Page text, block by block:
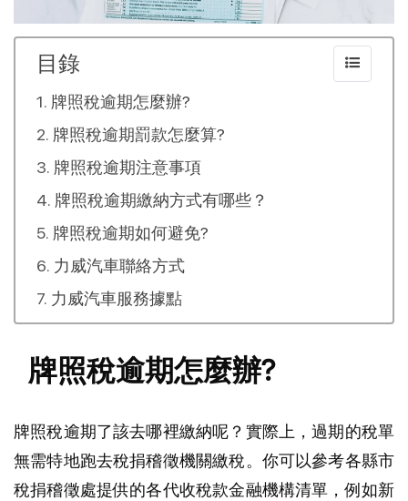
目錄
牌照稅逾期怎麼辦?
牌照稅逾期罰款怎麼算?
牌照稅逾期注意事項
牌照稅逾期繳納方式有哪些？
牌照稅逾期如何避免?
力威汽車聯絡方式
力威汽車服務據點
牌照稅逾期怎麼辦?
牌照稅逾期了該去哪裡繳納呢？實際上，過期的稅單
無需特地跑去稅捐稽徵機關繳稅。你可以參考各縣市
稅捐稽徵處提供的各代收稅款金融機構清單，例如新